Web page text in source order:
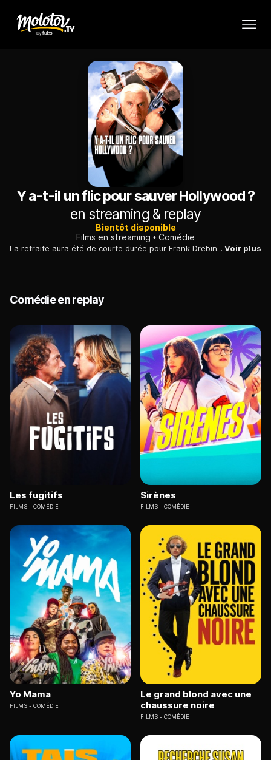
Y a-t-il un flic pour sauver Hollywood ?
en streaming & replay
Bientôt disponible
Films en streaming
Comédie
La retraite aura été de courte durée pour Frank Drebin, le policier gaffeur. Ce dernier est appelé en renfort pour déjouer les plans d'un terroriste emprisonné, Rocco Dillon. Il prépare, en effet, un attentat avec une aide extérieure et l'attaque est prévue pour survenir lors de la cérémonie des Oscars. Voir plus
Comédie en replay
Les fugitifs
FILMS COMÉDIE
Sirènes
FILMS COMÉDIE
Yo Mama
FILMS COMÉDIE
Le grand blond avec une
chaussure noire
FILMS COMÉDIE